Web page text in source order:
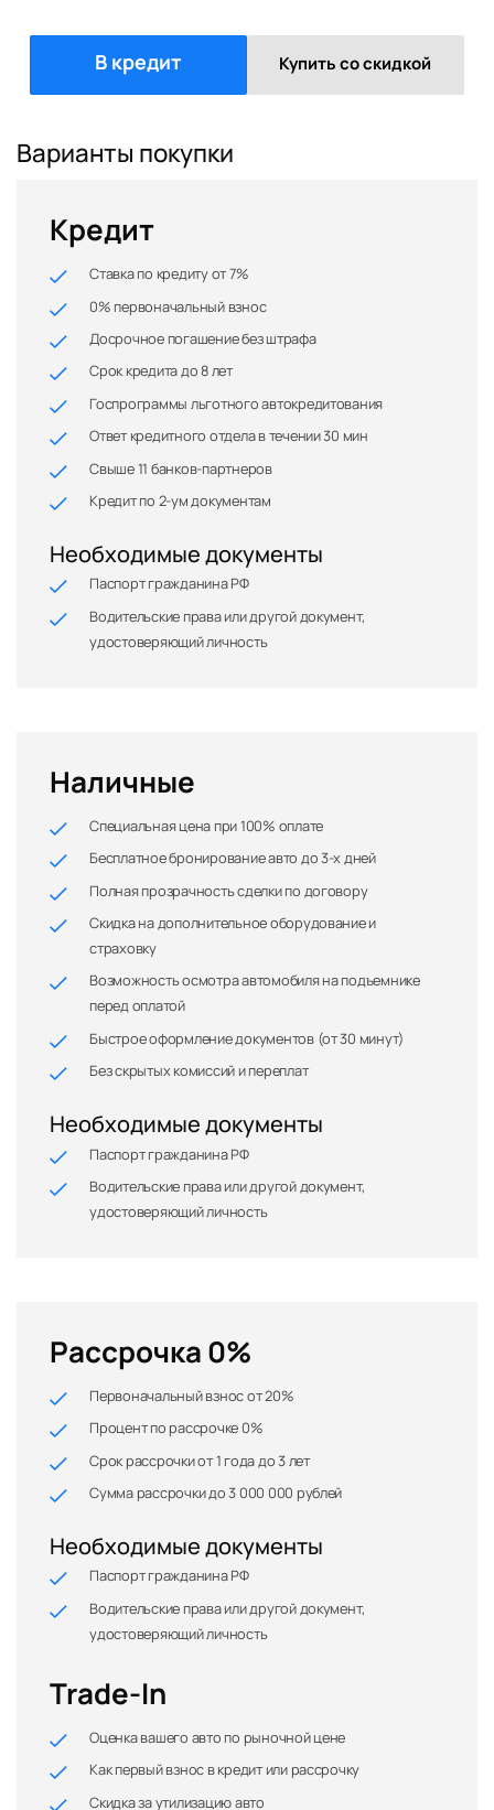
В кредит Купить со скидкой
Варианты покупки
Кредит
Ставка по кредиту от 7%
0% первоначальный взнос
Досрочное погашение без штрафа
Срок кредита до 8 лет
Госпрограммы льготного автокредитования
Ответ кредитного отдела в течении 30 мин
Свыше 11 банков-партнеров
Кредит по 2-ум документам
Необходимые документы
Паспорт гражданина РФ
Водительские права или другой документ,
удостоверяющий личность
Наличные
Специальная цена при 100% оплате
Бесплатное бронирование авто до 3-х дней
Полная прозрачность сделки по договору
Скидка на дополнительное оборудование и
страховку
Возможность осмотра автомобиля на подъемнике
перед оплатой
Быстрое оформление документов (от 30 минут)
Без скрытых комиссий и переплат
Необходимые документы
Паспорт гражданина РФ
Водительские права или другой документ,
удостоверяющий личность
Рассрочка 0%
Первоначальный взнос от 20%
Процент по рассрочке 0%
Срок рассрочки от 1 года до 3 лет
Сумма рассрочки до 3 000 000 рублей
Необходимые документы
Паспорт гражданина РФ
Водительские права или другой документ,
удостоверяющий личность
Trade-In
Оценка вашего авто по рыночной цене
Как первый взнос в кредит или рассрочку
Скидка за утилизацию авто